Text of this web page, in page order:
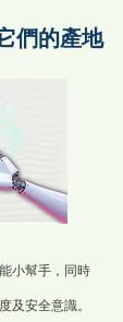
們的產地
小幫手，同時
及安全意識。